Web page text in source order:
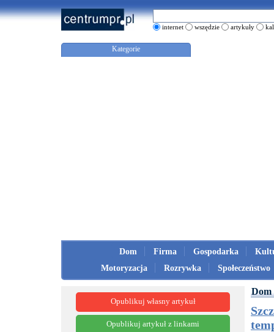
internet wszędzie artykuły
Kategorie
Dom Firma Gospodarka
Motoryzacja
Rozrywka Społeczeństwo
Dom
Opublikuj własny artykuł
Opublikuj artykuł z linkami